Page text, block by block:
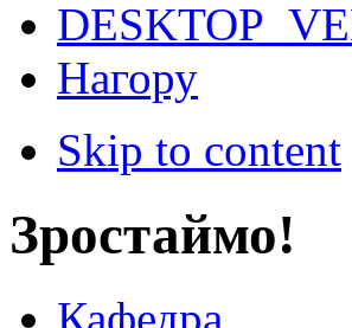
Нагору
Skip to content
Зростаймо!